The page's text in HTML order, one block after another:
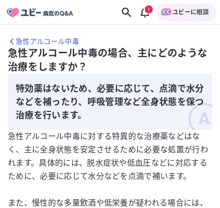
ユビーに相談
急性アルコール中毒
急性アルコール中毒の場合、主にどのような
治療をしますか？
特効薬はないため、必要に応じて、点滴で水分
などを補ったり、呼吸管理など全身状態を保つ
治療を行います。
急性アルコール中毒に対する特異的な治療薬などはな
く、主に全身状態を安定させるために必要な処置が行わ
れます。具体的には、脱水症状や低血圧などに対応する
ために、必要に応じて水分などを点滴で補います。
また、慢性的な多量飲酒や低栄養が疑われる場合には、